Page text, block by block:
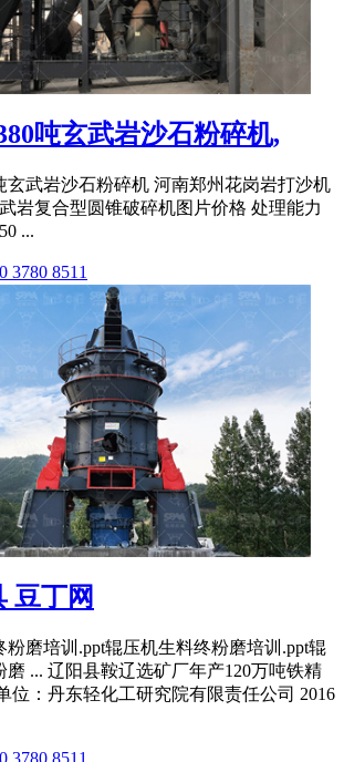
吨玄武岩沙石粉碎机,
玄武岩沙石粉碎机 河南郑州花岗岩打沙机
岩复合型圆锥破碎机图片价格 处理能力
...
3780 8511
豆丁网
粉磨培训.ppt辊压机生料终粉磨培训.ppt辊
磨 ... 辽阳县鞍辽选矿厂年产120万吨铁精
位：丹东轻化工研究院有限责任公司 2016
3780 8511